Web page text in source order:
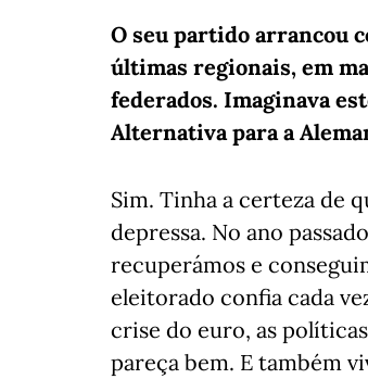
O seu partido arrancou
últimas regionais, em
federados. Imaginava
Alternativa para a
Sim. Tinha a certeza de
depressa. No ano
recuperámos e
eleitorado confia cada
crise do euro, as
pareça bem. E também